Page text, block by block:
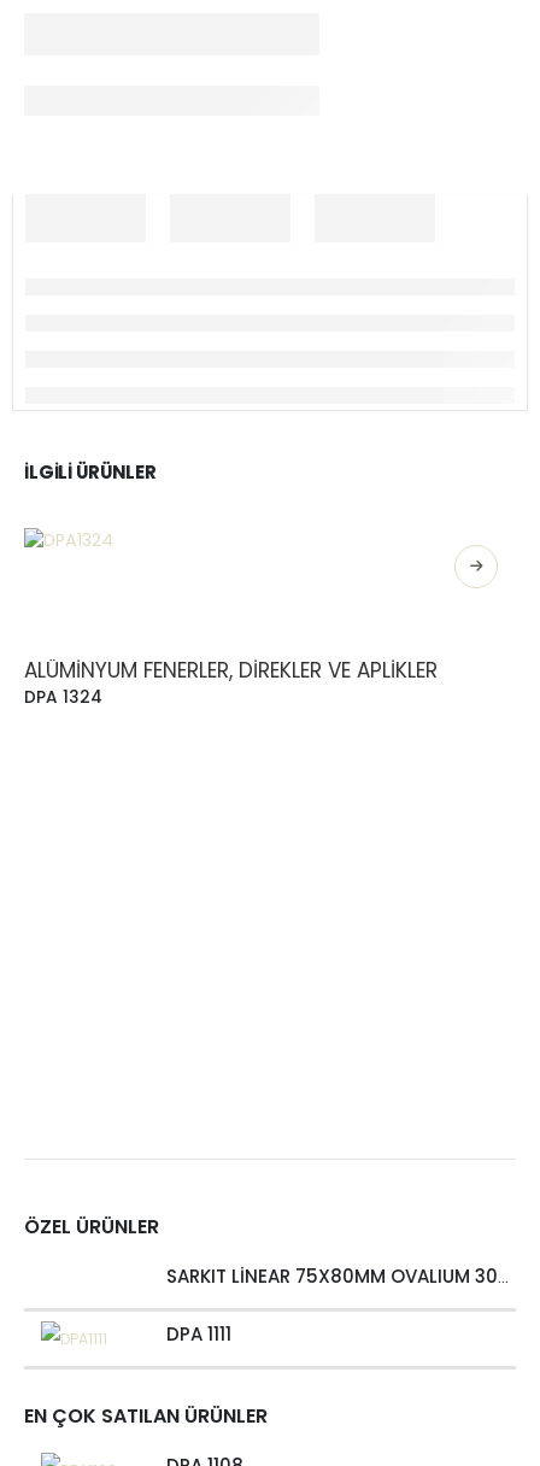
İLGILI ÜRÜNLER
ALÜMINYUM FENERLER, DIREKLER VE APLIKLER
DPA 1324
ÖZEL ÜRÜNLER
SARKIT LİNEAR 75X80MM OVALIUM 30W 4000 LM MT
DPA 1111
EN ÇOK SATILAN ÜRÜNLER